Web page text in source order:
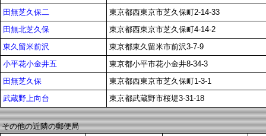
田無芝久保二
東京都西東京市芝久保町2-14-33
田無北芝久保
東京都西東京市芝久保町4-14-2
東久留米前沢
東京都東久留米市前沢3-7-9
小平花小金井五
東京都小平市花小金井8-34-3
田無芝久保
東京都西東京市芝久保町1-3-1
武蔵野上向台
東京都武蔵野市桜堤3-31-18
その他の近隣の郵便局